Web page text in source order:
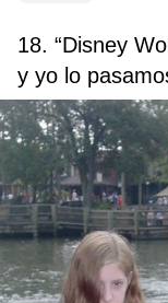
18. “Disney
y yo lo